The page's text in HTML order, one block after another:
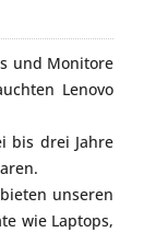
und Monitore
Lenovo
bis drei Jahre
unseren
wie Laptops,